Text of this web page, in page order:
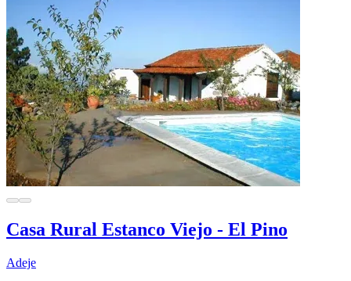
Casa Rural Estanco Viejo - El Pino
Adeje